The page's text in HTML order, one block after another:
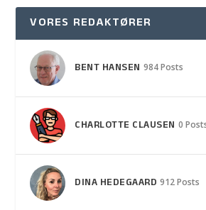
VORES REDAKTØRER
BENT HANSEN 984 Posts
CHARLOTTE CLAUSEN 0
DINA HEDEGAARD 912 Posts